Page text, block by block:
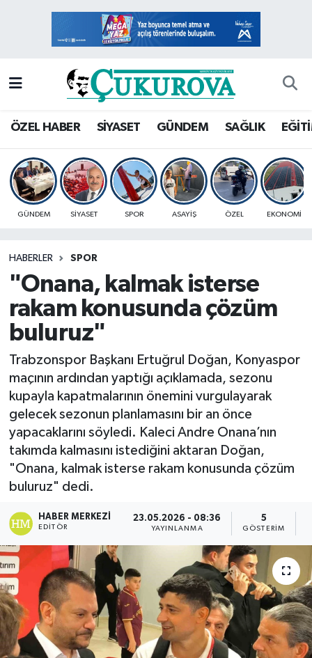
ÖZEL HABER SİYASET GÜNDEM SAĞLIK
GÜNDEM SİYASET SPOR ASAYİŞ ÖZEL EKONOMİ
HABERLER SPOR
"Onana, kalmak isterse
rakam konusunda çözüm
buluruz"
Trabzonspor Başkanı Ertuğrul Doğan, Konyaspor
maçının ardından yaptığı açıklamada, sezonu
kupayla kapatmalarının önemini vurgulayarak
gelecek sezonun planlamasını bir an önce
yapacaklarını söyledi. Kaleci Andre Onana’nın
takımda kalmasını istediğini aktaran Doğan,
"Onana, kalmak isterse rakam konusunda çözüm
buluruz" dedi.
HABER MERKEZI
EDITÖR
23.05.2026 - 08:36
YAYINLANMA
5
GÖSTERIM
Mersin Hava Durumu
Mersin Namaz Vakitleri
Mersin Trafik Yoğunluk Haritası
Süper Lig Puan Durumu ve Fikstür
Haber Arşivi